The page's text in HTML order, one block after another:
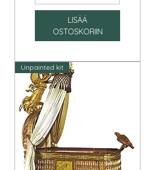
LISÄÄ
OSTOSKORIIN
Unpainted kit